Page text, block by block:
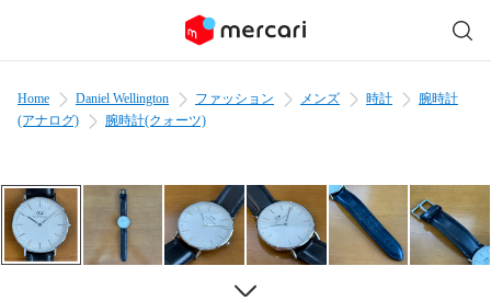
Home Daniel Wellington ファッション メンズ 時計
腕時計
(アナログ)
腕時計(クォーツ)